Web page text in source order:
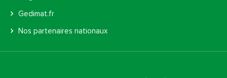
Gedimat.fr
Nos partenaires nationaux